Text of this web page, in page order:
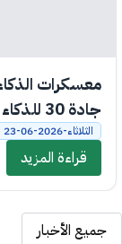
معسكرات
جادة 30 للذكاء الاصطناعيAI)
الثلاثاء-2026-06-23
قراءة المزيد
جميع الأخبار